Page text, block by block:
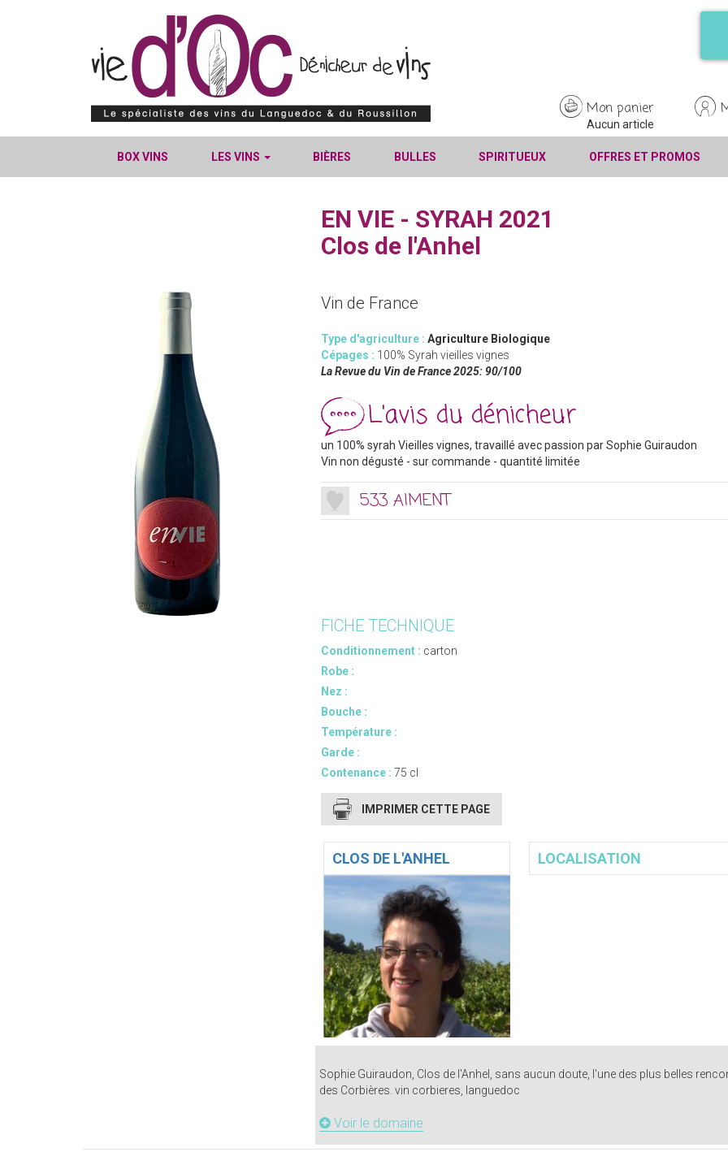
Mon panier
Aucun article
BOX VINS LES VINS BIÈRES BULLES SPIRITUEUX OFFRES ET PROMOS
EN VIE - SYRAH 2021
Clos de l'Anhel
Vin de France
Type d'agriculture : Agriculture Biologique
Cépages : 100% Syrah vieilles vignes
La Revue du Vin de France 2025: 90/100
L'avis du dénicheur
un 100% syrah Vieilles vignes, travaillé avec passion par Sophie Guiraudon
Vin non dégusté - sur commande - quantité limitée
533 AIMENT
FICHE TECHNIQUE
Conditionnement : carton
Robe :
Nez :
Bouche :
Température :
Garde :
Contenance : 75 cl
IMPRIMER CETTE PAGE
CLOS DE L'ANHEL LOCALISATION
Sophie Guiraudon, Clos de l'Anhel, sans aucun doute, l'une des plus belles
des Corbières. vin corbieres, languedoc
Voir le domaine